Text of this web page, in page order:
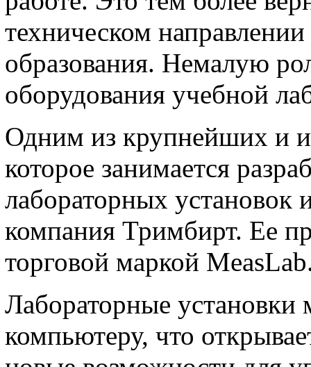
техническом
образования. Немалую
оборудования учебной
Одним из крупнейших и
которое занимается
лабораторных установок
компания Тримбирт. Ее
торговой маркой
Лабораторные
компьютеру, что